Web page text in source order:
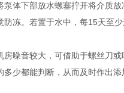
体下部放水螺塞拧开将介质
冻。若置于水中，每15天至
噪音较大，可借助于螺丝刀
少都能判断，从而及时作出